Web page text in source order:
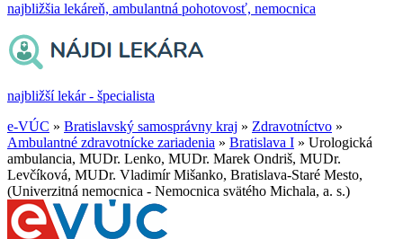
najbližšia lekáreň, ambulantná pohotovosť, nemocnica
najbližší lekár - špecialista
e-VÚC » Bratislavský samosprávny kraj » Zdravotníctvo »
Ambulantné zdravotnícke zariadenia » Bratislava I » Urologická
ambulancia, MUDr. Lenko, MUDr. Marek Ondriš, MUDr.
Levčíková, MUDr. Vladimír Mišanko, Bratislava-Staré Mesto,
(Univerzitná nemocnica - Nemocnica svätého Michala, a. s.)